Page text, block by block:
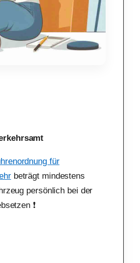
für
beträgt mindestens
persönlich bei der
❗